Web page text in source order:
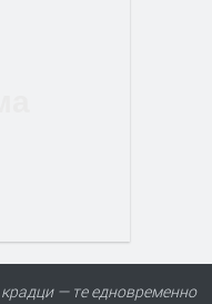
— те едновременно